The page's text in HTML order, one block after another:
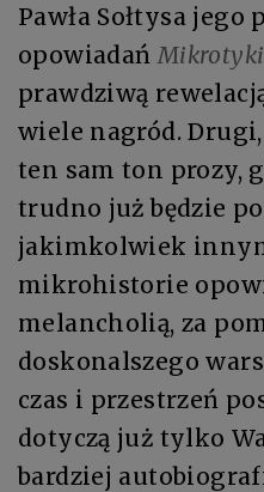
Pawła Sołtysa
opowiadań Mikrotyki
prawdziwą
wiele nagród. Drugi,
ten sam ton prozy,
trudno już będzie
jakimkolwiek
mikrohistorie
melancholią, za
doskonalszego
czas i przestrzeń
dotyczą już tylko
bardziej